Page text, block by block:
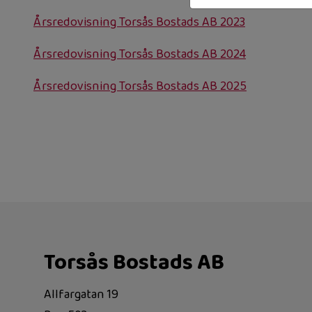
Årsredovisning Torsås Bostads AB 2023
Årsredovisning Torsås Bostads AB 2024
Årsredovisning Torsås Bostads AB 2025
Torsås Bostads AB
Allfargatan 19